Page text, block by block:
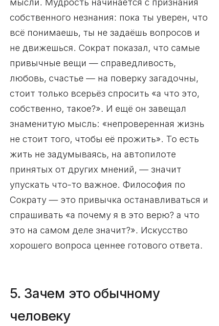
собственного незнания: пока ты уверен, что
всё понимаешь, ты не задаёшь вопросов и
не движешься. Сократ показал, что самые
привычные вещи — справедливость,
любовь, счастье — на поверку загадочны,
стоит только всерьёз спросить «а что это,
собственно, такое?». И ещё он завещал
знаменитую мысль: «непроверенная жизнь
не стоит того, чтобы её прожить». То есть
жить не задумываясь, на автопилоте
принятых от других мнений, — значит
упускать что-то важное. Философия по
Сократу — это привычка останавливаться и
спрашивать «а почему я в это верю? а что
это на самом деле значит?». Искусство
хорошего вопроса ценнее готового ответа.
5. Зачем это обычному
человеку